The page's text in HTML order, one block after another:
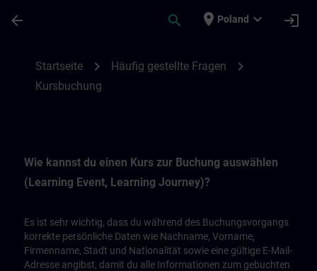
arrow_back search place Poland expand_more login
Startseite chevron_right Häufig gestellte Fragen chevron_right
Kursbuchung
Wie kannst du einen Kurs zur Buchung auswählen
(Learning Event, Learning Journey)?
Es ist sehr wichtig, dass du während des Buchungsvorgangs
korrekte persönliche Daten wie Nachname, Vorname,
Firmenname, Stadt und Nationalität sowie eine gültige E-Mail-
Adresse angibst, damit du alle Informationen zum gebuchten